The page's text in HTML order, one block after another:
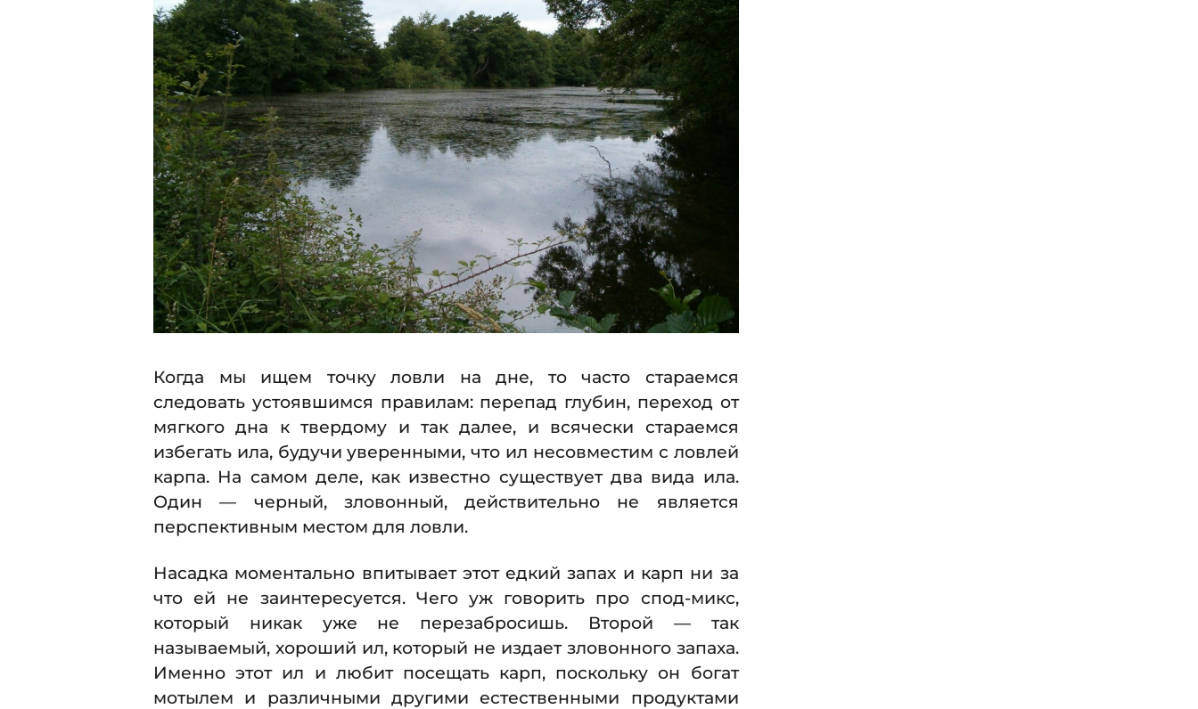
7
.
2
0
2
4
4
Когда мы ищем точку ловли на дне, то часто стараемся
следовать устоявшимся правилам: перепад глубин, переход от
мягкого дна к твердому и так далее, и всячески стараемся
избегать ила, будучи уверенными, что ил несовместим с ловлей
карпа. На самом деле, как известно существует два вида ила.
Один — черный, зловонный, действительно не является
перспективным местом для ловли.
Насадка моментально впитывает этот едкий запах и карп ни за
что ей не заинтересуется. Чего уж говорить про спод-микс,
который никак уже не перезабросишь. Второй — так
называемый, хороший ил, который не издает зловонного запаха.
Именно этот ил и любит посещать карп, поскольку он богат
мотылем и различными другими естественными продуктами